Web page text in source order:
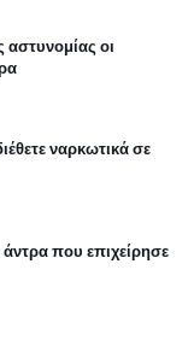
αστυνομίας οι
ναρκωτικά σε
που επιχείρησε